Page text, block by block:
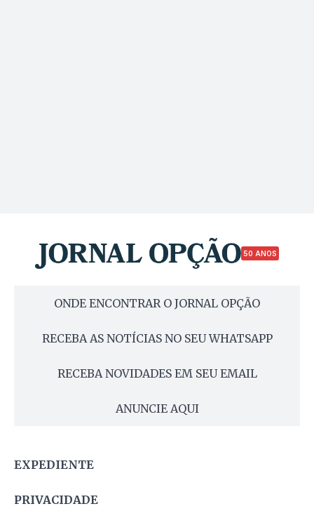
50 ANOS
ONDE ENCONTRAR O JORNAL OPÇÃO
RECEBA AS NOTÍCIAS NO SEU WHATSAPP
RECEBA NOVIDADES EM SEU EMAIL
ANUNCIE AQUI
EXPEDIENTE
PRIVACIDADE